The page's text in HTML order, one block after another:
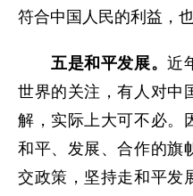
符合中国人民的利益，
五是和平发展。近
世界的关注，有人对中
解，实际上大可不必。
和平、发展、合作的旗
交政策，坚持走和平发